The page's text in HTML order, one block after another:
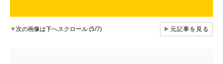
▼次の画像は下へスクロール (5/7) ▶元記事を見る